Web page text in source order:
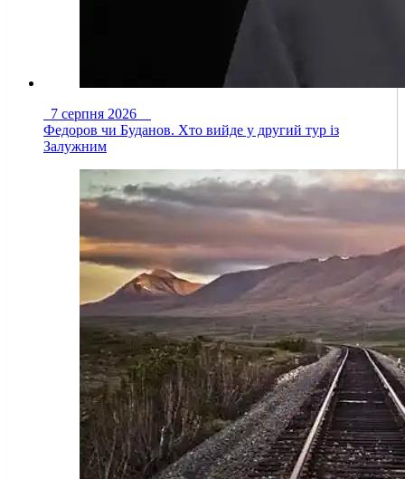
7 серпня 2026
Федоров чи Буданов. Хто вийде у другий тур із
Залужним